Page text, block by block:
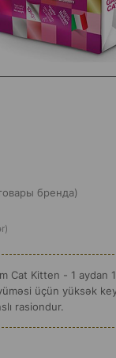
бренда)
Cat Kitten - 1 aydan
üçün yüksək
rasiondur.